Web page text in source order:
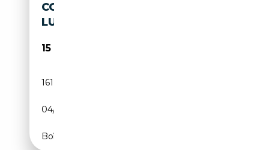
COMPLETE STOELEN
LUCHTVEREN
15 995€
161 916 km
04/2008
Boîte automatique